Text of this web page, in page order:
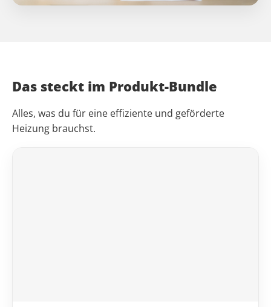
Das steckt im Produkt-Bundle
Alles, was du für eine effiziente und geförderte
Heizung brauchst.